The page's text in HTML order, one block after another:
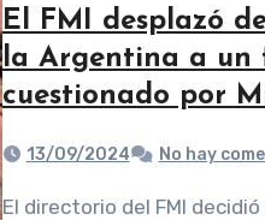
El FMI desplazó
la Argentina a un
cuestionado por
13/09/2024 No hay
El directorio del FMI decidió remover al director del